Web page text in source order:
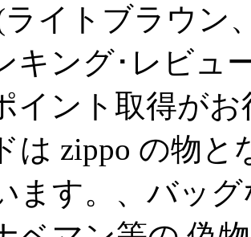
ライトブラウン
キング･レビュ
イント取得が
は zippo の物
ます。、バッ